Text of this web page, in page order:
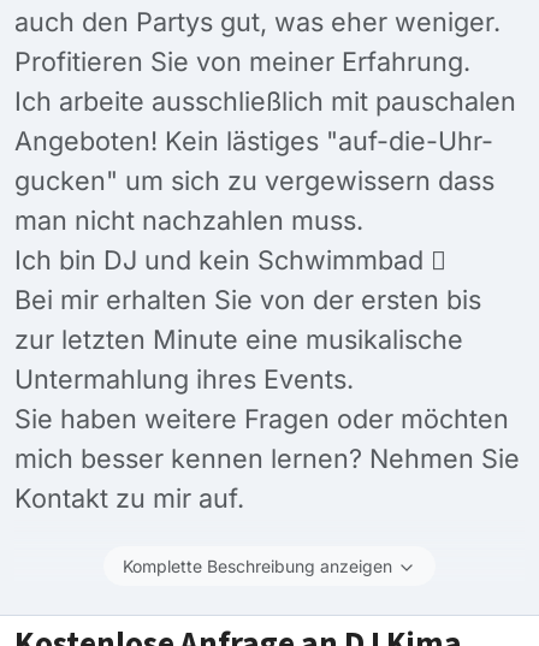
auch den Partys gut, was eher weniger.
Profitieren Sie von meiner Erfahrung.
Ich arbeite ausschließlich mit pauschalen
Angeboten! Kein lästiges "auf-die-Uhr-
gucken" um sich zu vergewissern dass
man nicht nachzahlen muss.
Ich bin DJ und kein Schwimmbad 
Bei mir erhalten Sie von der ersten bis
zur letzten Minute eine musikalische
Untermahlung ihres Events.
Sie haben weitere Fragen oder möchten
mich besser kennen lernen? Nehmen Sie
Kontakt zu mir auf.
Komplette Beschreibung anzeigen